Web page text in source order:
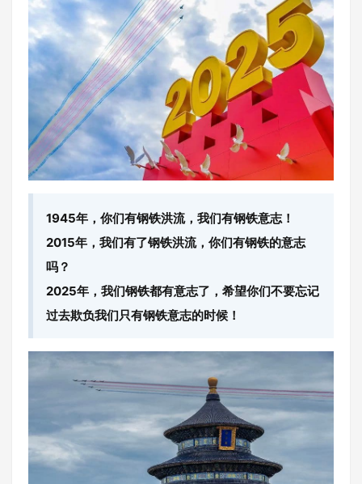
1945年，你们有钢铁洪流，我们有钢铁意志！
2015年，我们有了钢铁洪流，你们有钢铁的意志
吗？
2025年，我们钢铁都有意志了，希望你们不要忘记
过去欺负我们只有钢铁意志的时候！